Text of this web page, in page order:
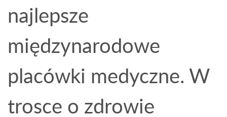
najlepsze
międzynarodowe
placówki medyczne. W
trosce o zdrowie